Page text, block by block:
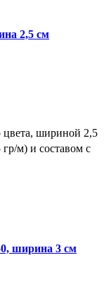
2,5 см
цвета, шириной 2,5
м) и составом с
ширина 3 см